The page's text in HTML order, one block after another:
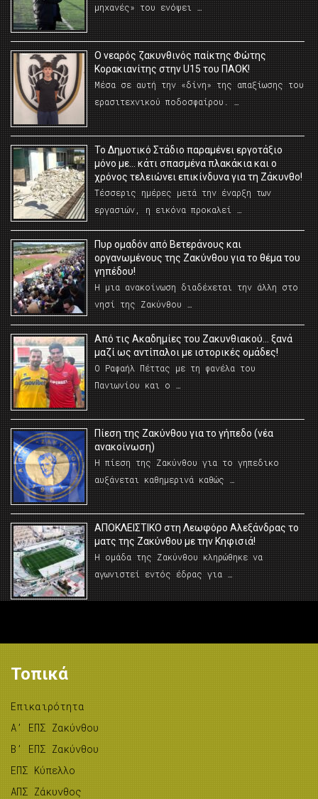
μηχανές» του ενόψει …
O νεαρός ζακυνθινός παίκτης Φώτης
Κορακιανίτης στην U15 του ΠΑΟΚ!
Μέσα σε αυτή την «δίνη» της απαξίωσης του
ερασιτεχνικού ποδοσφαίρου. …
Το Δημοτικό Στάδιο παραμένει εργοτάξιο
μόνο με… κάτι σπασμένα πλακάκια και ο
χρόνος τελειώνει επικίνδυνα για τη Ζάκυνθο!
Τέσσερις ημέρες μετά την έναρξη των
εργασιών, η εικόνα προκαλεί …
Πυρ ομαδόν από Βετεράνους και
οργανωμένους της Ζακύνθου για το θέμα του
γηπέδου!
Η μια ανακοίνωση διαδέχεται την άλλη στο
νησί της Ζακύνθου …
Από τις Ακαδημίες του Ζακυνθιακού… ξανά
μαζί ως αντίπαλοι με ιστορικές ομάδες!
Ο Ραφαήλ Πέττας με τη φανέλα του
Πανιωνίου και ο …
Πίεση της Ζακύνθου για το γήπεδο (νέα
ανακοίνωση)
Η πίεση της Ζακύνθου για το γηπεδικο
αυξάνεται καθημερινά καθώς …
AΠΟΚΛΕΙΣΤΙΚΟ στη Λεωφόρο Αλεξάνδρας το
ματς της Ζακύνθου με την Κηφισιά!
Η ομάδα της Ζακύνθου κληρώθηκε να
αγωνιστεί εντός έδρας για …
Τοπικά
Επικαιρότητα
A’ ΕΠΣ Ζακύνθου
B’ ΕΠΣ Ζακύνθου
ΕΠΣ Κύπελλο
ΑΠΣ Ζάκυνθος